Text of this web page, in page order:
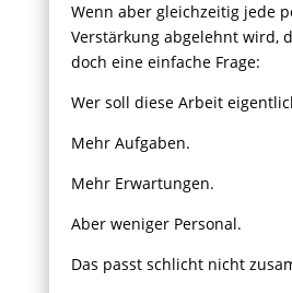
Wenn aber gleichzeitig jede
Verstärkung abgelehnt wird,
doch eine einfache Frage:
Wer soll diese Arbeit
Mehr Aufgaben.
Mehr Erwartungen.
Aber weniger Personal.
Das passt schlicht nicht